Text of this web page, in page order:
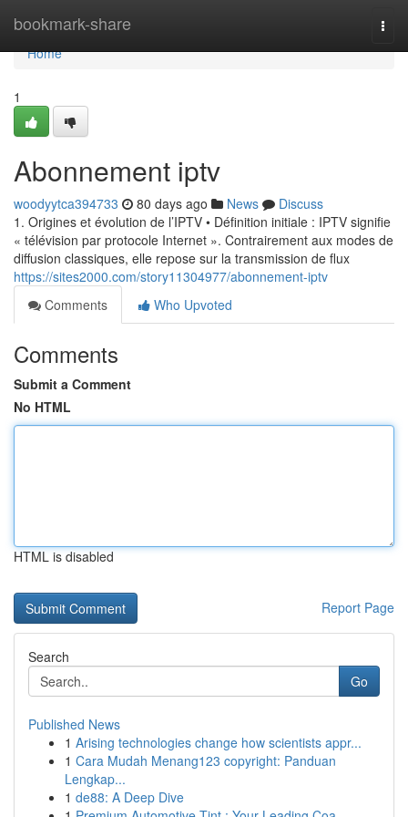
bookmark-share
Home
Home
1
Abonnement iptv
woodyytca394733 80 days ago News
Discuss
1. Origines et évolution de l’IPTV • Définition initiale : IPTV signifie
« télévision par protocole Internet ». Contrairement aux modes de
diffusion classiques, elle repose sur la transmission de flux
https://sites2000.com/story11304977/abonnement-iptv
Comments
Who Upvoted
Comments
Submit a Comment
No HTML
HTML is disabled
Report Page
Search
Go
Published News
1 Arising technologies change how scientists appr...
1 Cara Mudah Menang123 copyright: Panduan
Lengkap...
1 de88: A Deep Dive